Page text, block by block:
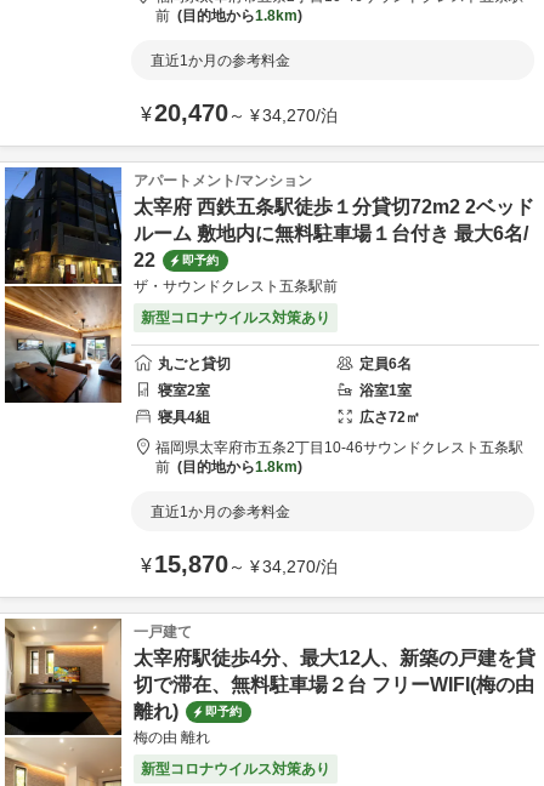
前
目的地から1.8km
直近1か月の参考料金
¥20,470～ ¥34,270/泊
アパートメント/マンション
太宰府 西鉄五条駅徒歩１分貸切72m2 2ベッド
ルーム 敷地内に無料駐車場１台付き 最大6名/
22
即予約
ザ・サウンドクレスト五条駅前
新型コロナウイルス対策あり
丸ごと貸切 定員6名
寝室2室 浴室1室
寝具4組 広さ72㎡
福岡県太宰府市五条2丁目10-46サウンドクレスト五条駅
前
目的地から1.8km
直近1か月の参考料金
¥15,870～ ¥34,270/泊
一戸建て
太宰府駅徒歩4分、最大12人、新築の戸建を貸
切で滞在、無料駐車場２台 フリーWIFI(梅の由
離れ)
即予約
梅の由 離れ
新型コロナウイルス対策あり